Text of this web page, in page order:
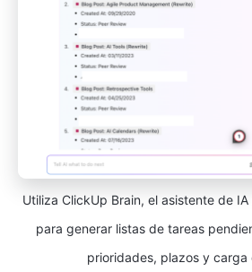
Utiliza ClickUp Brain, el asistente de
para generar listas de tareas
prioridades, plazos y carga